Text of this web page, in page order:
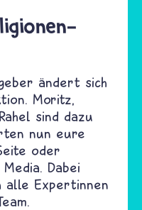
ändert sich
Moritz,
sind dazu
nun eure
oder
Dabei
alle Expertinnen